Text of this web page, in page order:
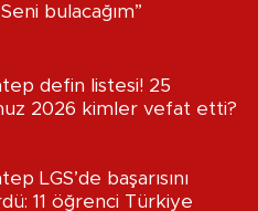
bulacağım”
defin listesi! 25
2026 kimler vefat etti?
LGS’de başarısını
11 öğrenci Türkiye